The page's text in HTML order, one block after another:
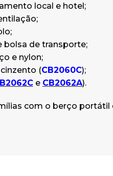
Ofereça mais conforto
portátil de viagem.
quartos de hotel e
local e hotel;
bolsa de transporte;
e nylon;
(CB2060C);
e CB2062A).
com o berço portátil